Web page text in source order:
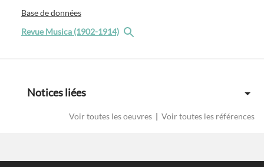
Base de données
Revue Musica (1902-1914)
Notices liées
Voir toutes les oeuvres | Voir toutes les références